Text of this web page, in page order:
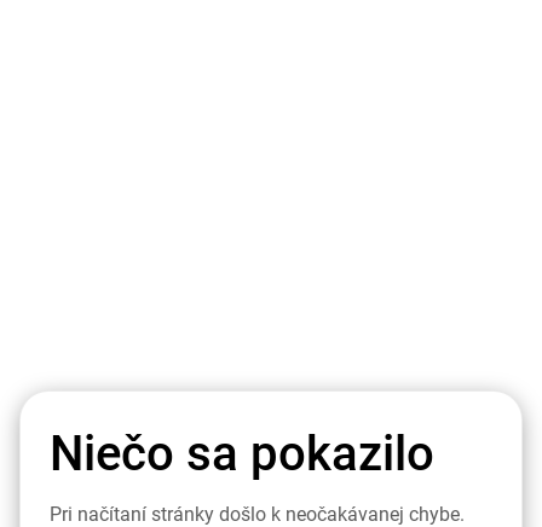
Niečo sa pokazilo
Pri načítaní stránky došlo k neočakávanej chybe.